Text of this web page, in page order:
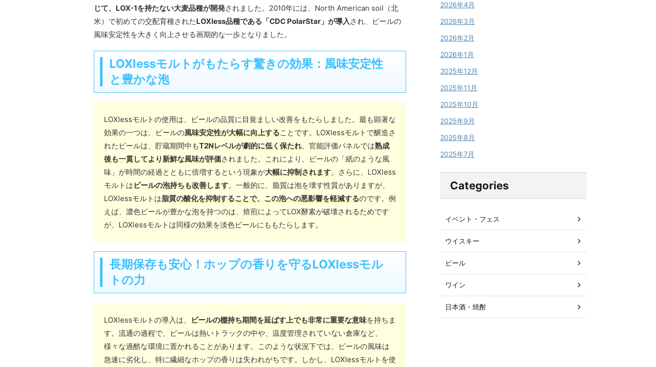
じて、LOX-1を持たない大麦品種が開発されました。2010年には、North American soil（北
米）で初めての交配育種されたLOXless品種である「CDC PolarStar」が導入 され、ビールの
風味安定性を大きく向上させる画期的な一歩となりました。
LOXlessモルトがもたらす驚きの効果：風味安定性
と豊かな泡
LOXlessモルトの使用は、ビールの品質に目覚ましい改善をもたらしました。最も顕著な
効果の一つは、ビールの風味安定性が大幅に向上することです。LOXlessモルトで醸造さ
れたビールは、貯蔵期間中もT2Nレベルが劇的に低く保たれ 、官能評価パネルでは熟成
後も一貫してより新鮮な風味が評価されました。これにより、ビールの「紙のような風
味」が時間の経過とともに倍増するという現象が大幅に抑制されます。さらに、LOXless
モルトはビールの泡持ちも改善します。一般的に、脂質は泡を壊す性質がありますが、
LOXlessモルトは脂質の酸化を抑制することで、この泡への悪影響を軽減するのです。例
えば、濃色ビールが豊かな泡を持つのは、焙煎によってLOX酵素が破壊されるためです
が、LOXlessモルトは同様の効果を淡色ビールにももたらします。
長期保存も安心！ホップの香りを守るLOXlessモル
トの力
LOXlessモルトの導入は、 ビールの棚持ち期間を延ばす上でも非常に重要な意味を持ちま
す。流通の過程で、ビールは熱いトラックの中や、温度管理されていない倉庫など、
様々な過酷な環境に置かれることがあります。このような状況下では、ビールの風味は
急速に劣化し、特に繊細なホップの香りは失われがちです。しかし、LOXlessモルトを使
2026年4月
2026年3月
2026年2月
2026年1月
2025年12月
2025年11月
2025年10月
2025年9月
2025年8月
2025年7月
Categories
イベント・フェス
ウイスキー
ビール
ワイン
日本酒・焼酎